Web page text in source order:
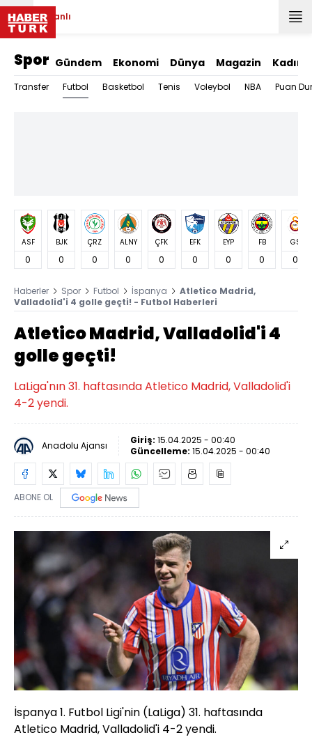
Canlı
Spor Gündem Ekonomi Dünya Magazin Kadın
Transfer Futbol Basketbol Tenis Voleybol NBA Puan
ASF
0
BJK
0
ÇRZ
0
ALNY
0
ÇFK
0
EFK
0
EYP
0
FB
0
GS
0
Haberler Spor Futbol İspanya
Atletico Madrid,
Valladolid'i 4 golle geçti! - Futbol Haberleri
Atletico Madrid, Valladolid'i 4
golle geçti!
LaLiga'nın 31. haftasında Atletico Madrid, Valladolid'i
4-2 yendi.
Anadolu Ajansı Giriş: 15.04.2025 - 00:40
Güncelleme: 15.04.2025 - 00:40
ABONE OL
İspanya 1. Futbol Ligi'nin (LaLiga) 31. haftasında
Atletico Madrid, Valladolid'i 4-2 yendi.